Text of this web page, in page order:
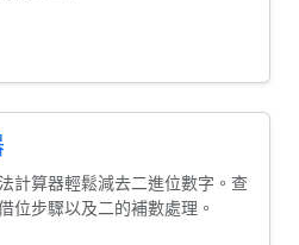
計算器輕鬆減去二進位數字。查
位步驟以及二的補數處理。